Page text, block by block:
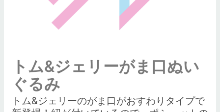
トム&ジェリーがま口ぬい
ぐるみ
トム&ジェリーのがま口がおすわりタイプで